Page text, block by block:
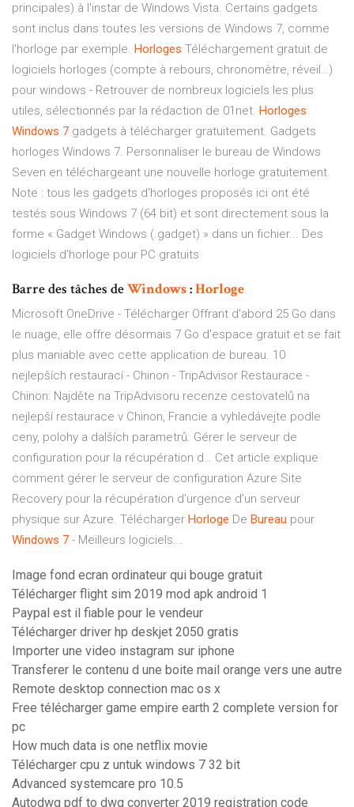
principales) à l'instar de Windows Vista. Certains gadgets
sont inclus dans toutes les versions de Windows 7, comme
l'horloge par exemple. Horloges Téléchargement gratuit de
logiciels horloges (compte à rebours, chronomètre, réveil…)
pour windows - Retrouver de nombreux logiciels les plus
utiles, sélectionnés par la rédaction de 01net. Horloges
Windows 7 gadgets à télécharger gratuitement. Gadgets
horloges Windows 7. Personnaliser le bureau de Windows
Seven en téléchargeant une nouvelle horloge gratuitement.
Note : tous les gadgets d'horloges proposés ici ont été
testés sous Windows 7 (64 bit) et sont directement sous la
forme « Gadget Windows (.gadget) » dans un fichier... Des
logiciels d'horloge pour PC gratuits
Barre des tâches deWindows:Horloge
Microsoft OneDrive - Télécharger Offrant d'abord 25 Go dans
le nuage, elle offre désormais 7 Go d'espace gratuit et se fait
plus maniable avec cette application de bureau. 10
nejlepších restaurací - Chinon - TripAdvisor Restaurace -
Chinon: Najděte na TripAdvisoru recenze cestovatelů na
nejlepší restaurace v Chinon, Francie a vyhledávejte podle
ceny, polohy a dalších parametrů. Gérer le serveur de
configuration pour la récupération d… Cet article explique
comment gérer le serveur de configuration Azure Site
Recovery pour la récupération d’urgence d’un serveur
physique sur Azure. Télécharger Horloge De Bureau pour
Windows 7 - Meilleurs logiciels...
Image fond ecran ordinateur qui bouge gratuit
Télécharger flight sim 2019 mod apk android 1
Paypal est il fiable pour le vendeur
Télécharger driver hp deskjet 2050 gratis
Importer une video instagram sur iphone
Transferer le contenu d une boite mail orange vers une autre
Remote desktop connection mac os x
Free télécharger game empire earth 2 complete version for
pc
How much data is one netflix movie
Télécharger cpu z untuk windows 7 32 bit
Advanced systemcare pro 10.5
Autodwg pdf to dwg converter 2019 registration code